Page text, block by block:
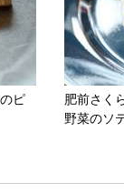
ピ
肥前さく
野菜のソ